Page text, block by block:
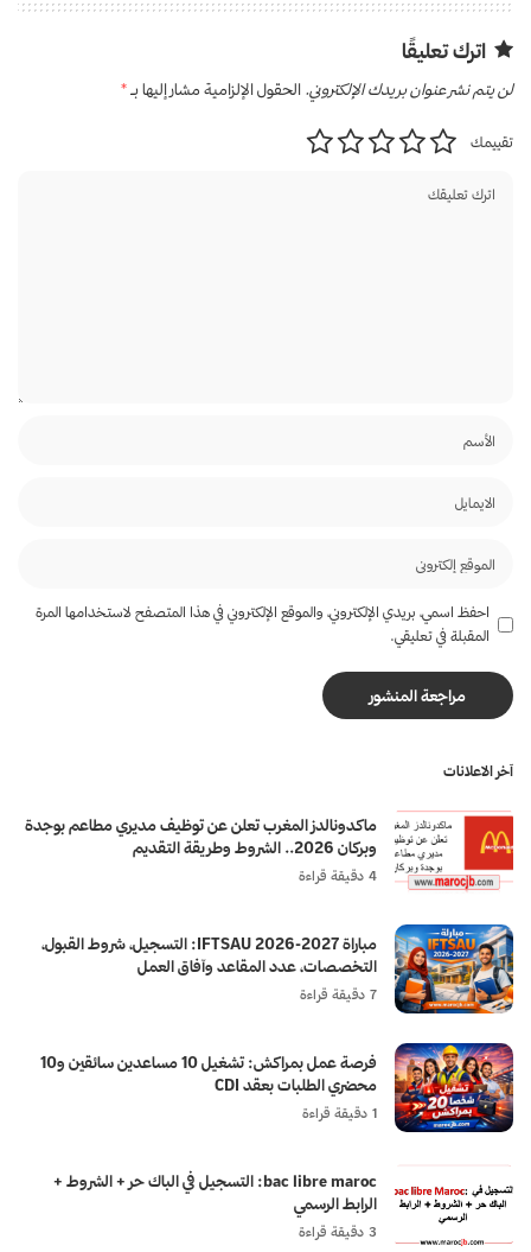
اترك تعليقًا
لن يتم نشر عنوان بريدك الإلكتروني. الحقول الإلزامية مشار إليها بـ*
تقييمك
احفظ اسمي، بريدي الإلكتروني، والموقع الإلكتروني في هذا المتصفح لاستخدامها المرة
المقبلة في تعليقي.
آخر الاعلانات
ماكدونالدز المغرب تعلن عن توظيف مديري مطاعم بوجدة
وبركان 2026.. الشروط وطريقة التقديم
4 دقيقة قراءة
مباراة IFTSAU 2026-2027: التسجيل، شروط القبول،
التخصصات، عدد المقاعد وآفاق العمل
7 دقيقة قراءة
فرصة عمل بمراكش: تشغيل 10 مساعدين سائقين و10
محضري الطلبات بعقد CDI
1 دقيقة قراءة
bac libre maroc: التسجيل في الباك حر + الشروط +
الرابط الرسمي
3 دقيقة قراءة